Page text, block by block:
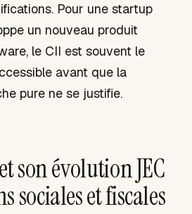
Pour une startup
un nouveau produit
le CII est souvent le
avant que la
pure ne se justifie.
son évolution JEC
sociales et fiscales